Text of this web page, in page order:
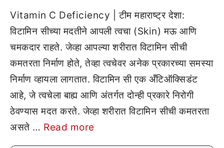
Vitamin C Deficiency | टीम महाराष्ट्र देशा:
विटामिन सीच्या मदतीने आपली त्वचा (Skin) मऊ आणि
चमकदार राहते. जेव्हा आपल्या शरीरात विटामिन सीची
कमतरता निर्माण होते, तेव्हा त्वचेवर अनेक प्रकारच्या समस्या
निर्माण व्हायला लागतात. विटामिन सी एक अँटिऑक्सिडंट
आहे, जे त्वचेला बाह्य आणि अंतर्गत दोन्ही प्रकारे निरोगी
ठेवण्यास मदत करते. जेव्हा शरीरात विटामिन सीची कमतरता
असते … Read more